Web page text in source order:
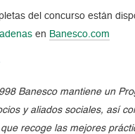
del concurso están
en Banesco.com
Banesco mantiene un
y aliados sociales, así
recoge las mejores